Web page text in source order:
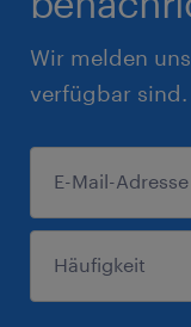
Wir melden
verfügbar sind.